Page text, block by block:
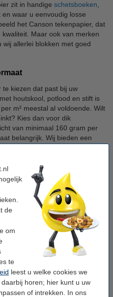
de
om
te
leest u welke cookies we
horen; hier kunt u uw
of intrekken. In ons
zit in handige schetsboeken
waar u eenvoudig losse
het Canson tekenpapier, dat
Maar ook van merken
allerlei blokken met goed
te kiezen dat past bij uw
houtskool, potlood en stift is
m² meestal al voldoende. Wilt
Kies dan voor dik
van minimaal 160 gram per
belangrijk. Wij bieden een
zijn makkelijker mee te nemen,
meer ruimte voor uw
u kunt ook voor beide gaan!
alle hobbyartikelen die u
We biedenpotlodenaan
zowel grove schetsen als
In ons blog helpen we u om te
nodig heeft. Bent u op zoek
voor het maken van
overtrekpapier.
van tekenpapier, bekijk